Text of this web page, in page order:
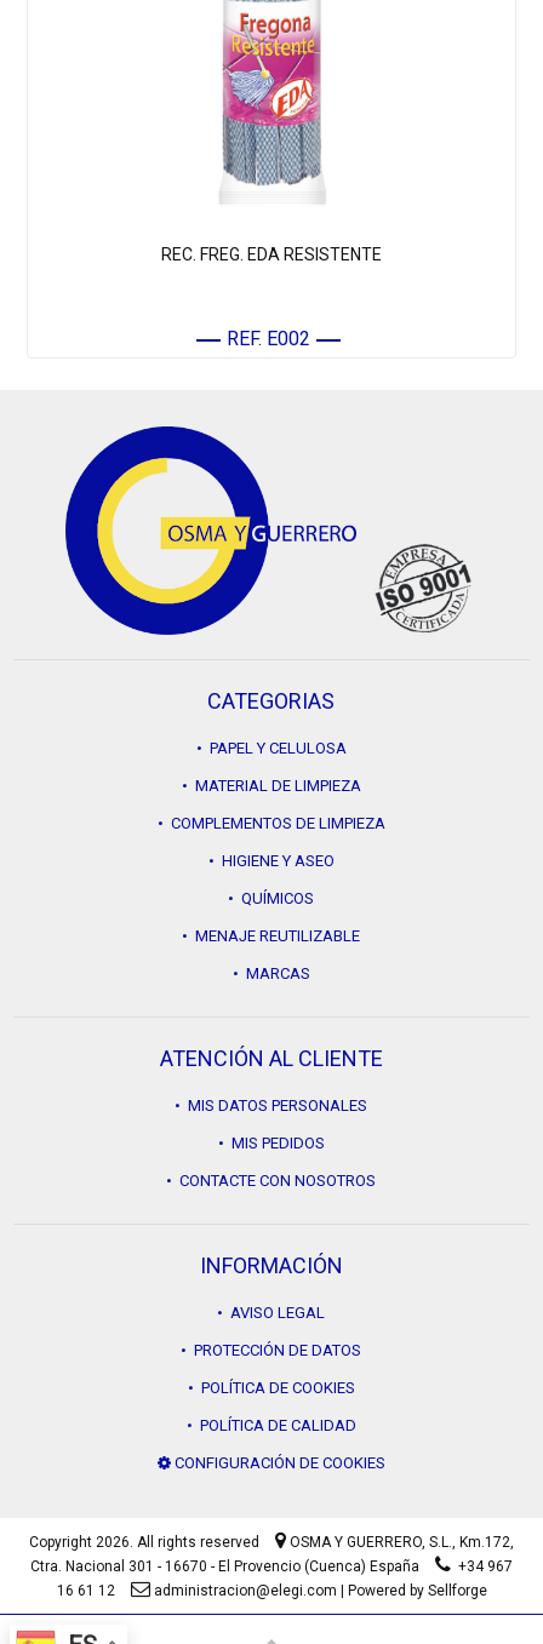
REC. FREG. EDA RESISTENTE
REF. E002
CATEGORIAS
• PAPEL Y CELULOSA
• MATERIAL DE LIMPIEZA
• COMPLEMENTOS DE LIMPIEZA
• HIGIENE Y ASEO
• QUÍMICOS
• MENAJE REUTILIZABLE
• MARCAS
ATENCIÓN AL CLIENTE
• MIS DATOS PERSONALES
• MIS PEDIDOS
• CONTACTE CON NOSOTROS
INFORMACIÓN
• AVISO LEGAL
• PROTECCIÓN DE DATOS
• POLÍTICA DE COOKIES
• POLÍTICA DE CALIDAD
CONFIGURACIÓN DE COOKIES
Copyright 2026. All rights reserved OSMA Y GUERRERO, S.L., Km.172,
Ctra. Nacional 301 - 16670 - El Provencio (Cuenca) España
+34 967
16 61 12
administracion@elegi.com Powered by Sellforge